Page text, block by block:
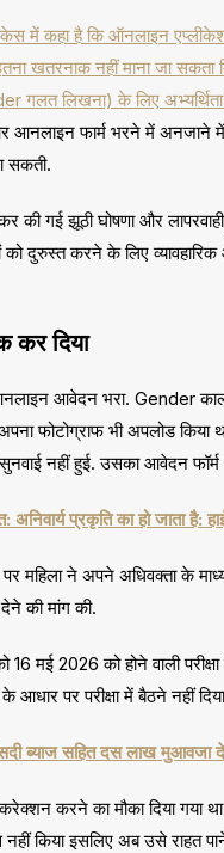
केस में कहा है कि ऑनलाइन
खतरनाक नहीं माना जा सकता
गलत लिखना) के लिए
और आनलाइन फार्म भरने में
सकती.
की गई झूठी घोषणा और
दुरुस्त करने के लिए व्यावहारिक
कर दिया
आवेदन भरा. Gender
फोटोग्राफ भी अपलोड
नहीं हुई. उसका आवेदन फॉर्म
प्रकृति का हो जाता है:
ने अपने अधिवक्ता के
की मांग की.
16 मई 2026 को होने वाली
पर परीक्षा में बैठने नहीं दिया
ब्याज सहित दस लाख मुआवजा
करने का मौका दिया गया था.
किया इसलिए अब उसे राहत